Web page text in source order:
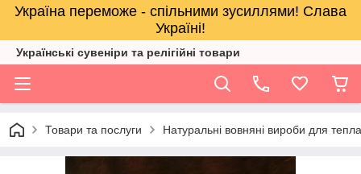
Україна переможе - спільними зусиллями! Слава
Україні!
Українські сувеніри та релігійнi товари
Товари та послуги Натуральні вовняні вироби для